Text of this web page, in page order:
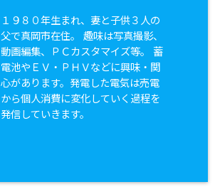
１９８０年生まれ、妻と子供３人の
父で真岡市在住。 趣味は写真撮影、
動画編集、ＰＣカスタマイズ等。 蓄
電池やＥＶ・ＰＨＶなどに興味・関
心があります。発電した電気は売電
から個人消費に変化していく過程を
発信していきます。